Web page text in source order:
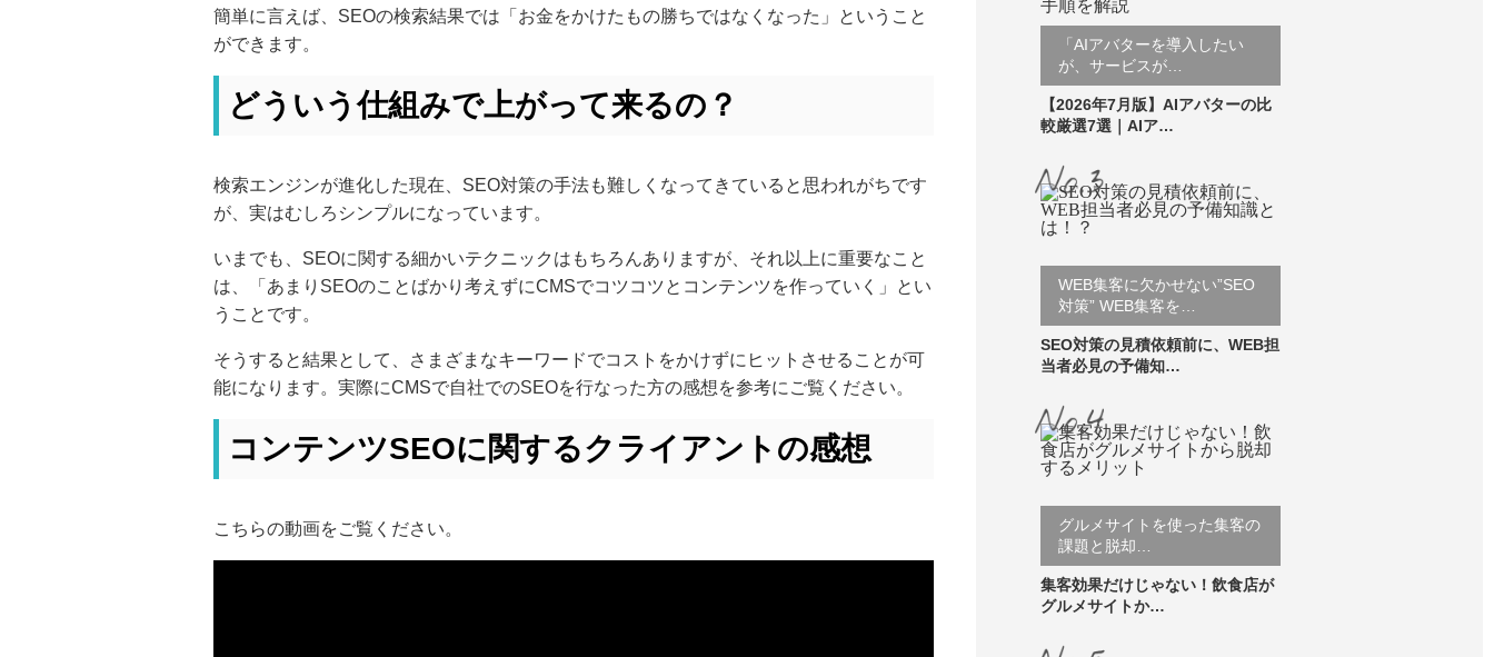
簡単に言えば、SEOの検索結果では「お金をかけたもの勝ちではなくなった」ということ
ができます。
どういう仕組みで上がって来るの？
検索エンジンが進化した現在、SEO対策の手法も難しくなってきていると思われがちです
が、実はむしろシンプルになっています。
いまでも、SEOに関する細かいテクニックはもちろんありますが、それ以上に重要なこと
は、「あまりSEOのことばかり考えずにCMSでコツコツとコンテンツを作っていく」とい
うことです。
そうすると結果として、さまざまなキーワードでコストをかけずにヒットさせることが可
能になります。実際にCMSで自社でのSEOを行なった方の感想を参考にご覧ください。
コンテンツSEOに関するクライアントの感想
こちらの動画をご覧ください。
「AIアバターを導入したい
が、サービスが…
【2026年7月版】AIアバターの比
較厳選7選｜AIア…
WEB集客に欠かせない”SEO
対策” WEB集客を…
SEO対策の見積依頼前に、WEB担
当者必見の予備知…
グルメサイトを使った集客の
課題と脱却…
集客効果だけじゃない！飲食店が
グルメサイトか…